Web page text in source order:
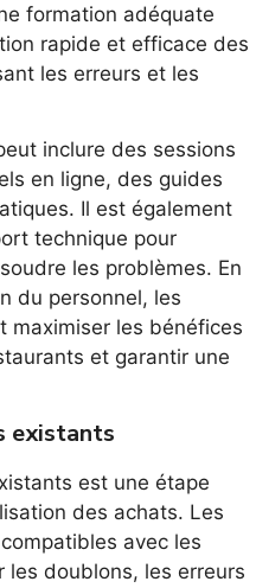
formation adéquate
rapide et efficace des
les erreurs et les
inclure des sessions
en ligne, des guides
Il est également
technique pour
les problèmes. En
du personnel, les
maximiser les bénéfices
et garantir une
existants
est une étape
des achats. Les
avec les
les doublons, les erreurs